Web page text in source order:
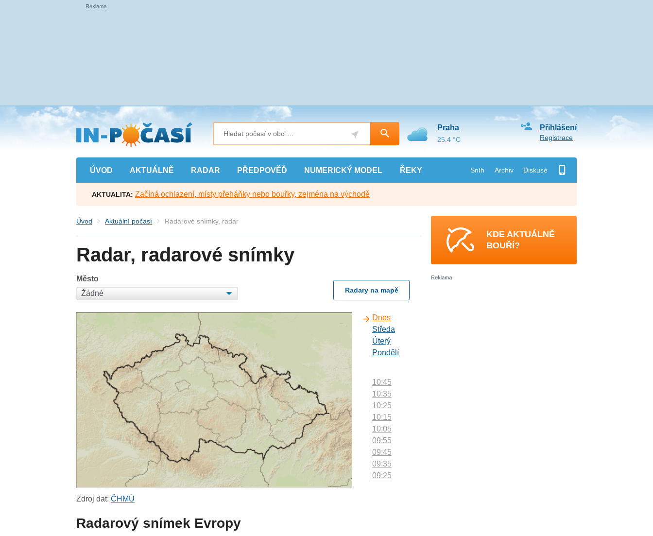
Přejít
na
hlavní
obsah
ÚVOD AKTUÁLNĚ RADAR PŘEDPOVĚĎ NUMERICKÝ MODEL ŘEKY Sníh Archiv Diskuse
Přihlášení
Registrace
Praha
25.4 °C
AKTUALITA: Začíná ochlazení, místy přeháňky nebo bouřky, zejména na východě
Úvod Aktuální počasí Radarové snímky, radar
Radar, radarové snímky
Město
Radary na mapě
Dnes
Středa
Úterý
Pondělí
10:45
10:35
10:25
10:15
10:05
09:55
09:45
09:35
09:25
Zdroj dat:ČHMÚ
Radarový snímek Evropy
KDE AKTUÁLNĚ
BOUŘÍ?